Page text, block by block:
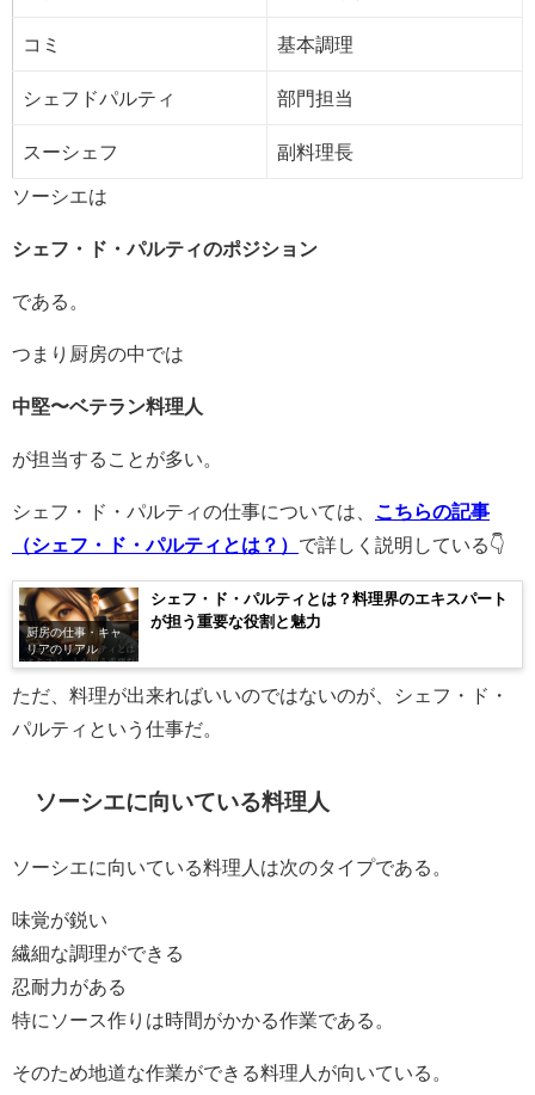
コミ 基本調理
シェフドパルティ 部門担当
スーシェフ 副料理長
ソーシエは
シェフ・ド・パルティのポジション
である。
つまり厨房の中では
中堅〜ベテラン料理人
が担当することが多い。
シェフ・ド・パルティの仕事については、
こちらの記事
（シェフ・ド・パルティとは？） で詳しく説明している👇
厨房の仕事・キャ
リアのリアル
シェフ・ド・パルティとは？料理界のエキスパート
が担う重要な役割と魅力
ただ、料理が出来ればいいのではないのが、シェフ・ド・
パルティという仕事だ。
ソーシエに向いている料理人
ソーシエに向いている料理人は次のタイプである。
味覚が鋭い
繊細な調理ができる
忍耐力がある
特にソース作りは時間がかかる作業である。
そのため地道な作業ができる料理人が向いている。